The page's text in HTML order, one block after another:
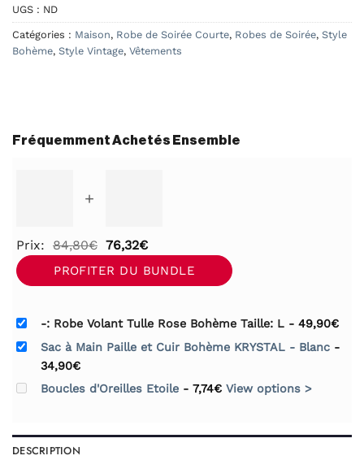
UGS : ND
Catégories : Maison, Robe de Soirée Courte, Robes de Soirée, Style
Bohème, Style Vintage, Vêtements
Fréquemment Achetés Ensemble
+
Prix: 84,80€ Le
prix
initial
84,80€.
76,32€Le
prix
actuel
76,32€.
PROFITER DU BUNDLE
-: Robe Volant Tulle Rose Bohème Taille: L - 49,90€
Sac à Main Paille et Cuir Bohème KRYSTAL - Blanc -
34,90€
Boucles d'Oreilles Etoile - 7,74€ View options >
DESCRIPTION